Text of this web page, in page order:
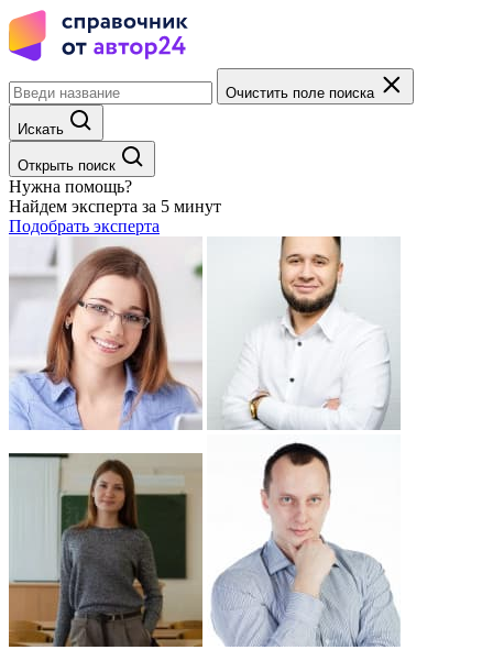
Очистить поле поиска
Искать
Открыть поиск
Нужна помощь?
Найдем эксперта за 5 минут
Подобрать эксперта